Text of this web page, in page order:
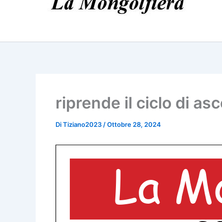
riprende il ciclo di
DiTiziano2023 /Ottobre 28, 2024